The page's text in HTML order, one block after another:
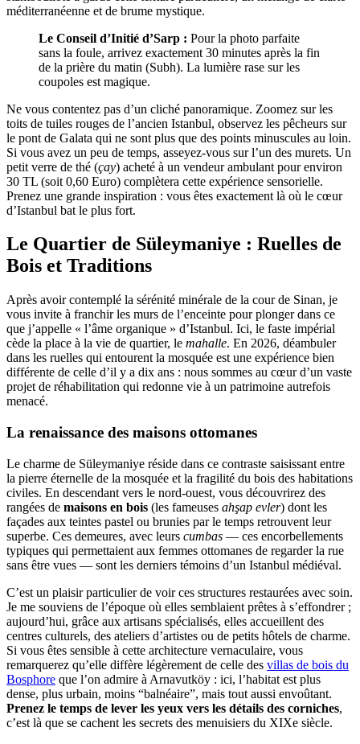
méditerranéenne et de brume mystique.
Le Conseil d’Initié d’Sarp : Pour la photo parfaite
sans la foule, arrivez exactement 30 minutes après la fin
de la prière du matin (Subh). La lumière rase sur les
coupoles est magique.
Ne vous contentez pas d’un cliché panoramique. Zoomez sur les
toits de tuiles rouges de l’ancien Istanbul, observez les pêcheurs sur
le pont de Galata qui ne sont plus que des points minuscules au loin.
Si vous avez un peu de temps, asseyez-vous sur l’un des murets. Un
petit verre de thé (çay) acheté à un vendeur ambulant pour environ
30 TL (soit 0,60 Euro) complètera cette expérience sensorielle.
Prenez une grande inspiration : vous êtes exactement là où le cœur
d’Istanbul bat le plus fort.
Le Quartier de Süleymaniye : Ruelles de
Bois et Traditions
Après avoir contemplé la sérénité minérale de la cour de Sinan, je
vous invite à franchir les murs de l’enceinte pour plonger dans ce
que j’appelle « l’âme organique » d’Istanbul. Ici, le faste impérial
cède la place à la vie de quartier, le mahalle. En 2026, déambuler
dans les ruelles qui entourent la mosquée est une expérience bien
différente de celle d’il y a dix ans : nous sommes au cœur d’un vaste
projet de réhabilitation qui redonne vie à un patrimoine autrefois
menacé.
La renaissance des maisons ottomanes
Le charme de Süleymaniye réside dans ce contraste saisissant entre
la pierre éternelle de la mosquée et la fragilité du bois des habitations
civiles. En descendant vers le nord-ouest, vous découvrirez des
rangées de maisons en bois (les fameuses ahşap evler) dont les
façades aux teintes pastel ou brunies par le temps retrouvent leur
superbe. Ces demeures, avec leurs cumbas — ces encorbellements
typiques qui permettaient aux femmes ottomanes de regarder la rue
sans être vues — sont les derniers témoins d’un Istanbul médiéval.
C’est un plaisir particulier de voir ces structures restaurées avec soin.
Je me souviens de l’époque où elles semblaient prêtes à s’effondrer ;
aujourd’hui, grâce aux artisans spécialisés, elles accueillent des
centres culturels, des ateliers d’artistes ou de petits hôtels de charme.
Si vous êtes sensible à cette architecture vernaculaire, vous
remarquerez qu’elle diffère légèrement de celle des villas de bois du
Bosphore que l’on admire à Arnavutköy : ici, l’habitat est plus
dense, plus urbain, moins “balnéaire”, mais tout aussi envoûtant.
Prenez le temps de lever les yeux vers les détails des corniches,
c’est là que se cachent les secrets des menuisiers du XIXe siècle.